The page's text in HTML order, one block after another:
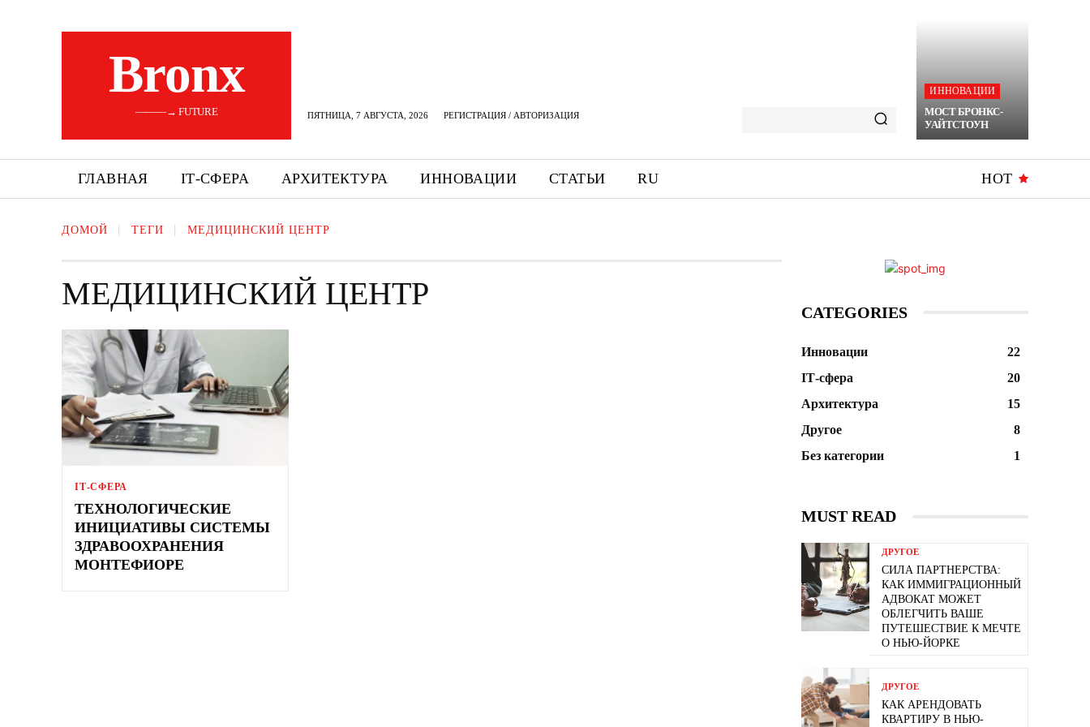
Bronx
———→ FUTURE ПЯТНИЦА, 7 АВГУСТА, 2026 РЕГИСТРАЦИЯ / АВТОРИЗАЦИЯ
ИННОВАЦИИ
МОСТ БРОНКС-
УАЙТСТОУН
ГЛАВНАЯ ІТ-СФЕРА АРХИТЕКТУРА ИННОВАЦИИ СТАТЬИ RU HOT
ДОМОЙ ТЕГИ МЕДИЦИНСКИЙ ЦЕНТР
МЕДИЦИНСКИЙ ЦЕНТР
ІТ-СФЕРА
ТЕХНОЛОГИЧЕСКИЕ
ИНИЦИАТИВЫ СИСТЕМЫ
ЗДРАВООХРАНЕНИЯ
МОНТЕФИОРЕ
CATEGORIES
Инновации
22
ІТ-сфера
20
Архитектура
15
Другое
8
Без категории
1
MUST READ
ДРУГОЕ
СИЛА ПАРТНЕРСТВА:
КАК ИММИГРАЦИОННЫЙ
АДВОКАТ МОЖЕТ
ОБЛЕГЧИТЬ ВАШЕ
ПУТЕШЕСТВИЕ К МЕЧТЕ
О НЬЮ-ЙОРКЕ
ДРУГОЕ
КАК АРЕНДОВАТЬ
КВАРТИРУ В НЬЮ-